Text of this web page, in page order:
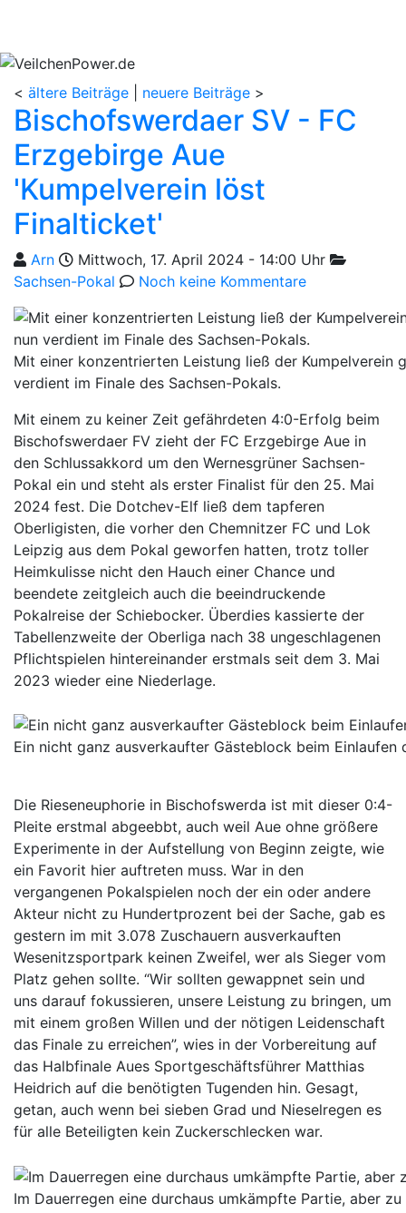
< ältere Beiträge neuere Beiträge >
Bischofswerdaer SV - FC
Erzgebirge Aue
'Kumpelverein löst
Finalticket'
Geschrieben von
Arn am Mittwoch, 17. April 2024 - 14:00 Uhr Kategorien
Sachsen-Pokal
Noch keine Kommentare
Mit einer konzentrierten Leistung ließ der Kumpelverein
verdient im Finale des Sachsen-Pokals.
Mit einem zu keiner Zeit gefährdeten 4:0-Erfolg beim
Bischofswerdaer FV zieht der FC Erzgebirge Aue in
den Schlussakkord um den Wernesgrüner Sachsen-
Pokal ein und steht als erster Finalist für den 25. Mai
2024 fest. Die Dotchev-Elf ließ dem tapferen
Oberligisten, die vorher den Chemnitzer FC und Lok
Leipzig aus dem Pokal geworfen hatten, trotz toller
Heimkulisse nicht den Hauch einer Chance und
beendete zeitgleich auch die beeindruckende
Pokalreise der Schiebocker. Überdies kassierte der
Tabellenzweite der Oberliga nach 38 ungeschlagenen
Pflichtspielen hintereinander erstmals seit dem 3. Mai
2023 wieder eine Niederlage.
Ein nicht ganz ausverkaufter Gästeblock beim Einlaufen
Die Rieseneuphorie in Bischofswerda ist mit dieser 0:4-
Pleite erstmal abgeebbt, auch weil Aue ohne größere
Experimente in der Aufstellung von Beginn zeigte, wie
ein Favorit hier auftreten muss. War in den
vergangenen Pokalspielen noch der ein oder andere
Akteur nicht zu Hundertprozent bei der Sache, gab es
gestern im mit 3.078 Zuschauern ausverkauften
Wesenitzsportpark keinen Zweifel, wer als Sieger vom
Platz gehen sollte. “Wir sollten gewappnet sein und
uns darauf fokussieren, unsere Leistung zu bringen, um
mit einem großen Willen und der nötigen Leidenschaft
das Finale zu erreichen”, wies in der Vorbereitung auf
das Halbfinale Aues Sportgeschäftsführer Matthias
Heidrich auf die benötigten Tugenden hin. Gesagt,
getan, auch wenn bei sieben Grad und Nieselregen es
für alle Beteiligten kein Zuckerschlecken war.
Im Dauerregen eine durchaus umkämpfte Partie, aber